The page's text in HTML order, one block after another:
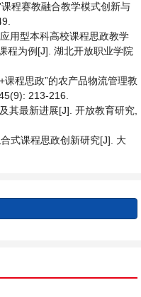
程赛教融合教学模式创新与
用型本科高校课程思政教学
为例[J]. 湖北开放职业学院
程思政”的农产品物流管理教
213-216.
其最新进展[J]. 开放教育研究,
式课程思政创新研究[J]. 大